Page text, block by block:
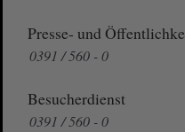
Presse- und
0391 / 560 - 0
Besucherdienst
0391 / 560 - 0